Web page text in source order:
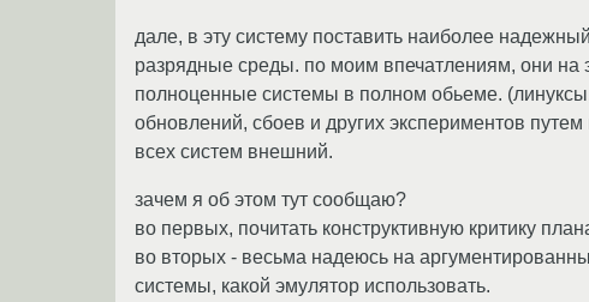
дале, в эту систему поставить наиболее
разрядные среды. по моим впечатлениям, они на
полноценные системы в полном обьеме.
обновлений, сбоев и других экспериментов
всех систем внешний.
зачем я об этом тут сообщаю?
во первых, почитать конструктивную критику
во вторых - весьма надеюсь на
системы, какой эмулятор использовать.